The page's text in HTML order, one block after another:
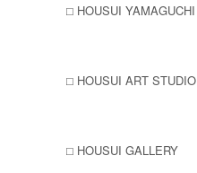
⬜︎ HOUSUI YAMAGUCHI
⬜︎ HOUSUI ART STUDIO
⬜︎ HOUSUI GALLERY